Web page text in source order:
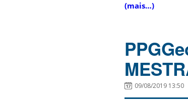
(mais…)
09/08/2019 13:50